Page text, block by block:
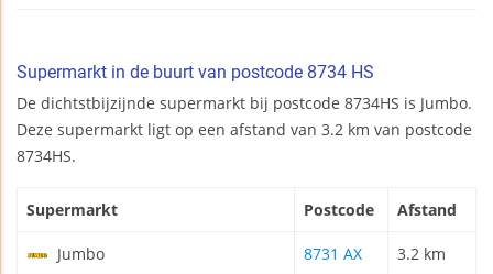
Supermarkt in de buurt van postcode 8734 HS
De dichtstbijzijnde supermarkt bij postcode 8734HS is Jumbo.
Deze supermarkt ligt op een afstand van 3.2 km van postcode
8734HS.
Supermarkt Postcode Afstand
Jumbo 8731 AX 3.2 km